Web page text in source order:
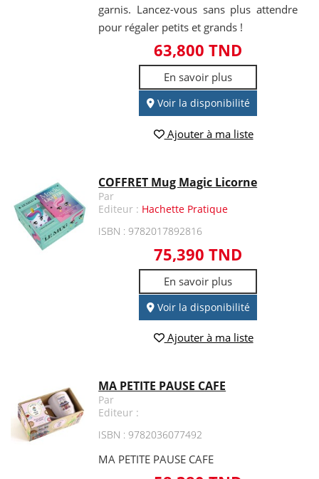
garnis. Lancez-vous sans plus attendre
pour régaler petits et grands !
63,800 TND
En savoir plus
Voir la disponibilité
Ajouter à ma liste
COFFRET Mug Magic Licorne
Par
Editeur : Hachette Pratique
ISBN : 9782017892816
75,390 TND
En savoir plus
Voir la disponibilité
Ajouter à ma liste
MA PETITE PAUSE CAFE
Par
Editeur :
ISBN : 9782036077492
MA PETITE PAUSE CAFE